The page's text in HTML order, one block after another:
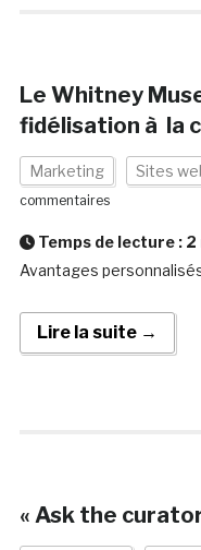
Le Whitney
fidélisation à la
Marketing Sites
commentaires
Temps de lecture : 2
Avantages
Lire la suite →
« Ask the